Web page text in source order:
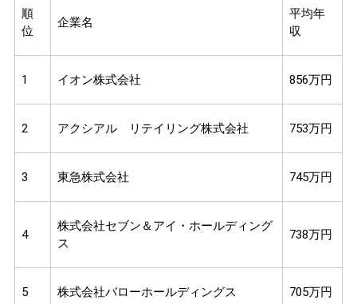
順
位
企業名
平均年
収
1 イオン株式会社 856万円
2 アクシアル リテイリング株式会社 753万円
3 東急株式会社 745万円
4
株式会社セブン＆アイ・ホールディング
ス
738万円
5 株式会社バローホールディングス 705万円